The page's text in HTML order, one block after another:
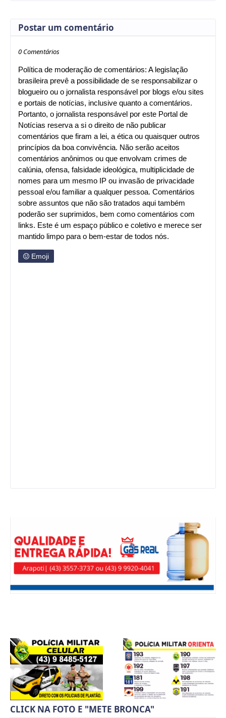
Postar um comentário
0 Comentários
Política de moderação de comentários: A legislação
brasileira prevê a possibilidade de se responsabilizar o
blogueiro ou o jornalista responsável por blogs e/ou sites
e portais de notícias, inclusive quanto a comentários.
Portanto, o jornalista responsável por este Portal de
Notícias reserva a si o direito de não publicar
comentários que firam a lei, a ética ou quaisquer outros
princípios da boa convivência. Não serão aceitos
comentários anônimos ou que envolvam crimes de
calúnia, ofensa, falsidade ideológica, multiplicidade de
nomes para um mesmo IP ou invasão de privacidade
pessoal e/ou familiar a qualquer pessoa. Comentários
sobre assuntos que não são tratados aqui também
poderão ser suprimidos, bem como comentários com
links. Este é um espaço público e coletivo e merece ser
mantido limpo para o bem-estar de todos nós.
Emoji
CLICK NA FOTO E "METE BRONCA"